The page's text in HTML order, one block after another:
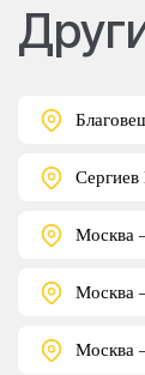
Москва
Москва
Москва